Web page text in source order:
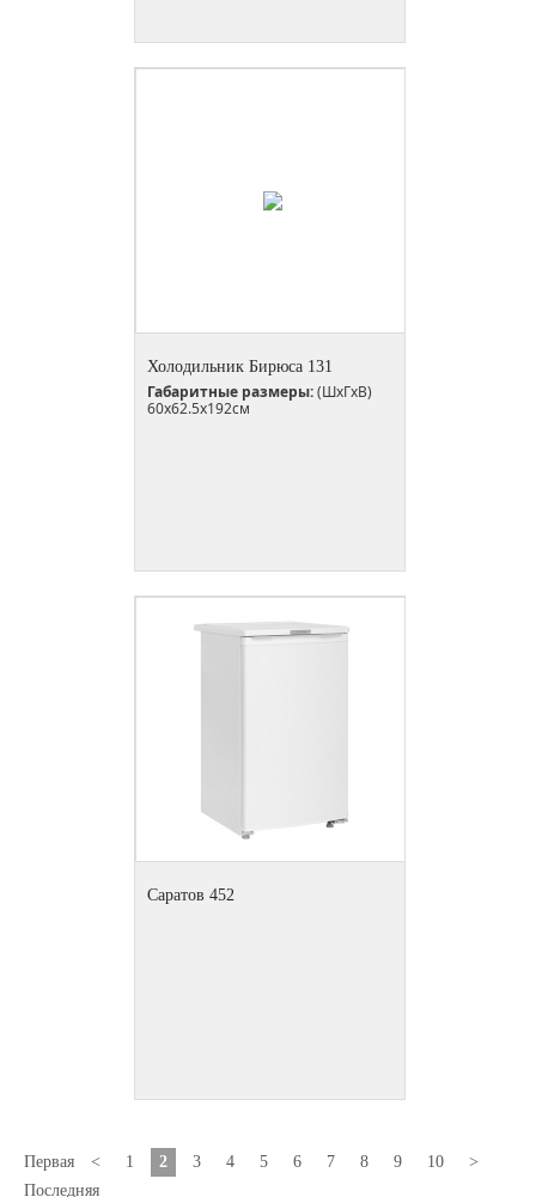
Холодильник Бирюса 131
Габаритные размеры:(ШxГxВ)
60x62.5x192см
Саратов 452
Первая < 1 2 3 4 5 6 7 8 9 10
>
Последняя